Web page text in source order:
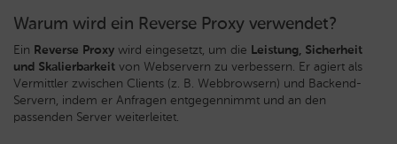
Warum wird ein Reverse Proxy verwendet?
Ein Reverse Proxy wird eingesetzt, um die Leistung, Sicherheit
und Skalierbarkeit von Webservern zu verbessern. Er agiert als
Vermittler zwischen Clients (z. B. Webbrowsern) und Backend-
Servern, indem er Anfragen entgegennimmt und an den
passenden Server weiterleitet.